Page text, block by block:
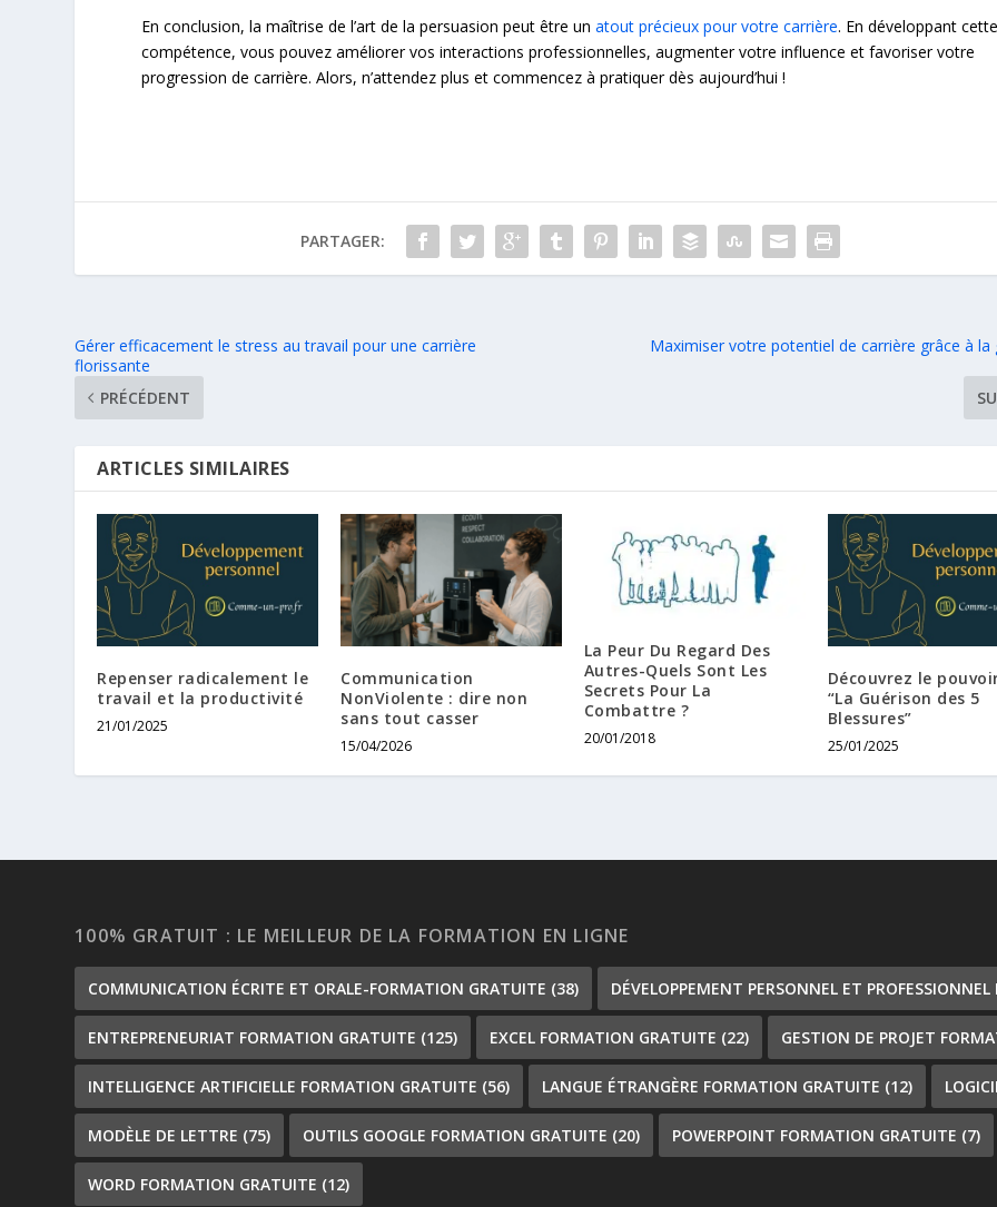
En conclusion, la maîtrise de l’art de la persuasion peut être unatout précieux pour votre carrière. En développant
compétence, vous pouvez améliorer vos interactions professionnelles, augmenter votre influence et favoriser votre
progression de carrière. Alors, n’attendez plus et commencez à pratiquer dès aujourd’hui !
PARTAGER:
Gérer efficacement le stress au travail pour une carrière
florissante
PRÉCÉDENT
Maximiser votre potentiel de carrière grâce à la
ARTICLES SIMILAIRES
Repenser radicalement le
travail et la productivité
21/01/2025
Communication
NonViolente : dire non
sans tout casser
15/04/2026
La Peur Du Regard Des
Autres-Quels Sont Les
Secrets Pour La
Combattre ?
20/01/2018
Découvrez le
“La Guérison des 5
Blessures”
25/01/2025
100% GRATUIT : LE MEILLEUR DE LA FORMATION EN LIGNE
COMMUNICATION ÉCRITE ET ORALE-FORMATION GRATUITE (38) DÉVELOPPEMENT PERSONNEL ET
ENTREPRENEURIAT FORMATION GRATUITE (125) EXCEL FORMATION GRATUITE (22) GESTION DE PROJET
INTELLIGENCE ARTIFICIELLE FORMATION GRATUITE (56) LANGUE ÉTRANGÈRE FORMATION GRATUITE (12)
MODÈLE DE LETTRE (75) OUTILS GOOGLE FORMATION GRATUITE (20) POWERPOINT FORMATION GRATUITE (7)
WORD FORMATION GRATUITE (12)